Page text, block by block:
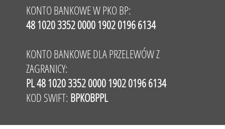
KONTO BANKOWE W PKO BP:
48 1020 3352 0000 1902 0196 6134
KONTO BANKOWE DLA PRZELEWÓW Z
ZAGRANICY:
PL 48 1020 3352 0000 1902 0196 6134
KOD SWIFT: BPKOBPPL